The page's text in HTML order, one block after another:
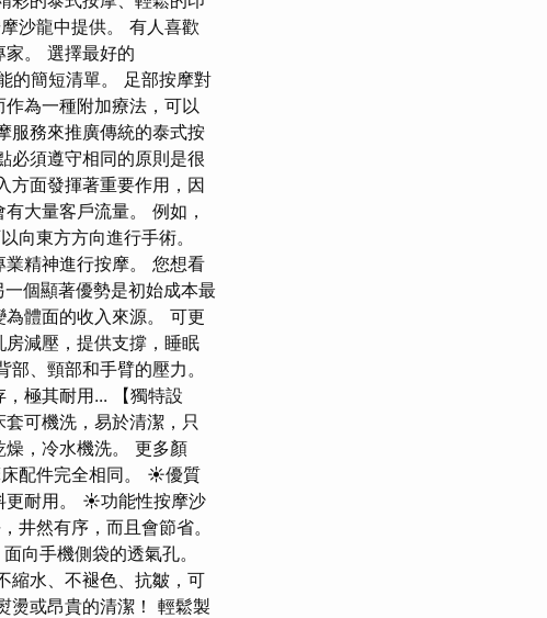
沙龍中提供。 有人喜歡
。 選擇最好的
的簡短清單。 足部按摩對
為一種附加療法，可以
服務來推廣傳統的泰式按
必須遵守相同的原則是很
方面發揮著重要作用，因
大量客戶流量。 例如，
向東方方向進行手術。
精神進行按摩。 您想看
個顯著優勢是初始成本最
體面的收入來源。 可更
減壓，提供支撐，睡眠
、頸部和手臂的壓力。
極其耐用... 【獨特設
可機洗，易於清潔，只
，冷水機洗。 更多顏
床配件完全相同。 ☀優質
更耐用。 ☀功能性按摩沙
井然有序，而且會節省。
向手機側袋的透氣孔。
縮水、不褪色、抗皺，可
燙或昂貴的清潔！ 輕鬆製